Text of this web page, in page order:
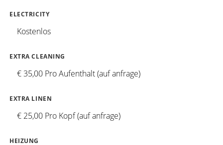
ELECTRICITY
Kostenlos
EXTRA CLEANING
€ 35,00 Pro Aufenthalt (auf anfrage)
EXTRA LINEN
€ 25,00 Pro Kopf (auf anfrage)
HEIZUNG